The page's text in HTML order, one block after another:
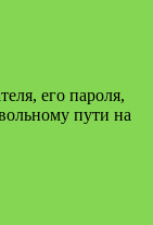
его пароля,
пути на